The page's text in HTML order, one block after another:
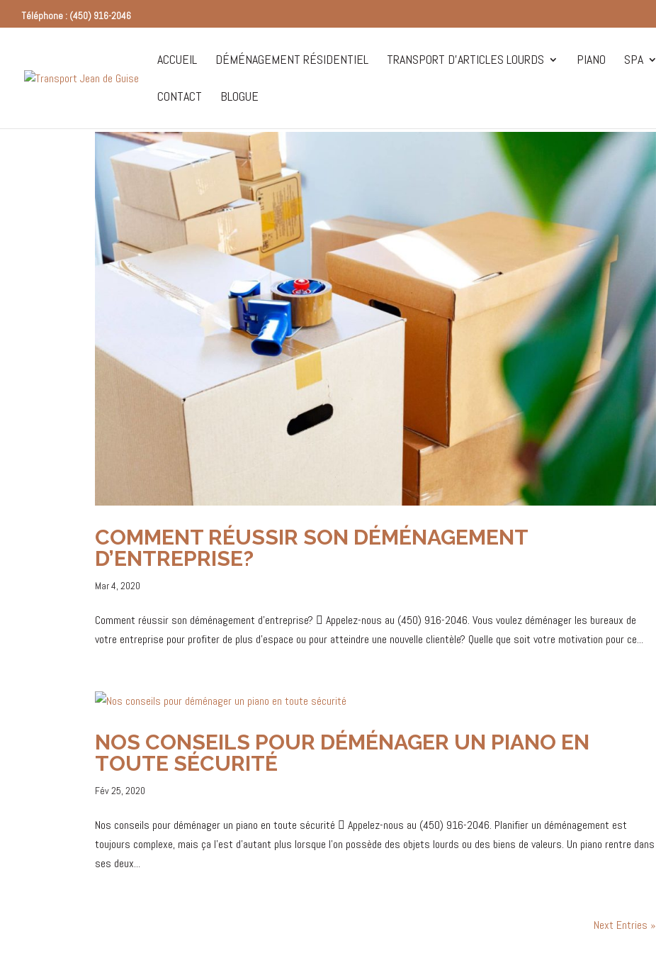
Téléphone : (450) 916-2046
ACCUEIL DÉMÉNAGEMENT RÉSIDENTIEL TRANSPORT D’ARTICLES LOURDS PIANO SPA
CONTACT BLOGUE
COMMENT RÉUSSIR SON DÉMÉNAGEMENT
D’ENTREPRISE?
Mar 4, 2020
Comment réussir son déménagement d’entreprise?  Appelez-nous au (450) 916-2046. Vous voulez déménager les bureaux de
votre entreprise pour profiter de plus d’espace ou pour atteindre une nouvelle clientèle? Quelle que soit votre motivation pour ce...
NOS CONSEILS POUR DÉMÉNAGER UN PIANO EN
TOUTE SÉCURITÉ
Fév 25, 2020
Nos conseils pour déménager un piano en toute sécurité  Appelez-nous au (450) 916-2046. Planifier un déménagement est
toujours complexe, mais ça l’est d’autant plus lorsque l’on possède des objets lourds ou des biens de valeurs. Un piano rentre dans
ses deux...
Next Entries »